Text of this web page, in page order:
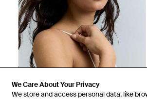
We Care About Your Privacy
We store and access personal data, like